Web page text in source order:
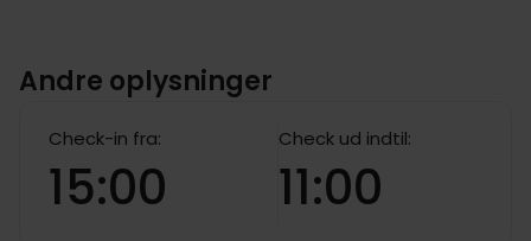
Andre oplysninger
Check-in fra:
15:00
Check ud indtil:
11:00